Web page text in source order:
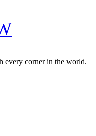
every corner in the world.